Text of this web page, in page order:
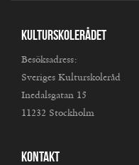
Kulturskolerådet
Besöksadress:
Sveriges Kulturskoleråd
Inedalsgatan 15
11232 Stockholm
Kontakt